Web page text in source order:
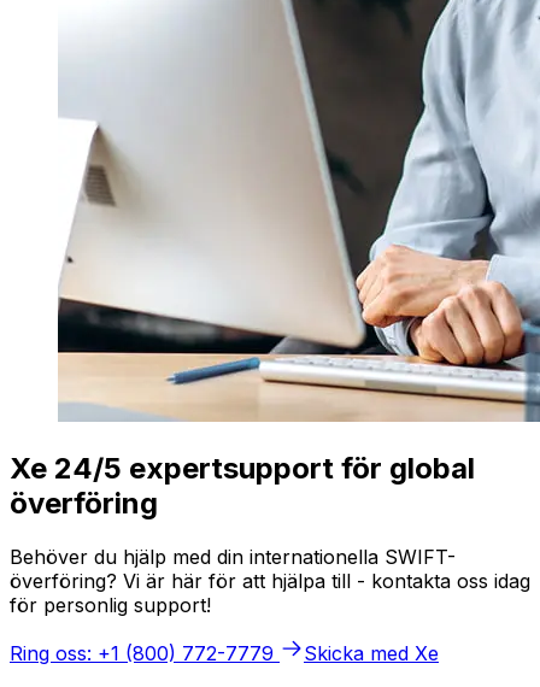
Xe 24/5 expertsupport för global
överföring
Behöver du hjälp med din internationella SWIFT-
överföring? Vi är här för att hjälpa till - kontakta oss idag
för personlig support!
Ring oss: +1 (800) 772-7779
Skicka med Xe